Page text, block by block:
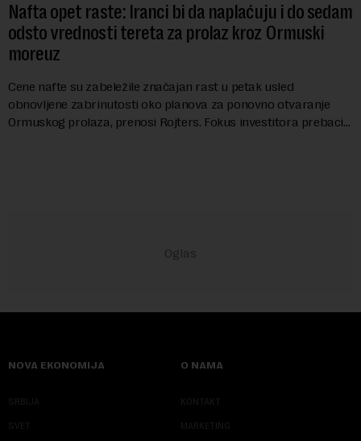
Nafta opet raste: Iranci bi da naplaćuju i do sedam
odsto vrednosti tereta za prolaz kroz Ormuski
moreuz
Cene nafte su zabeležile značajan rast u petak usled
obnovljene zabrinutosti oko planova za ponovno otvaranje
Ormuskog prolaza, prenosi Rojters. Fokus investitora prebacio
NOVA EKONOMIJA
SRBIJA
SVET
O NAMA
KONTAKT
MARKETING